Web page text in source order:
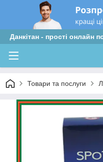
Данкітан - прості онлайн
Товари та послуги